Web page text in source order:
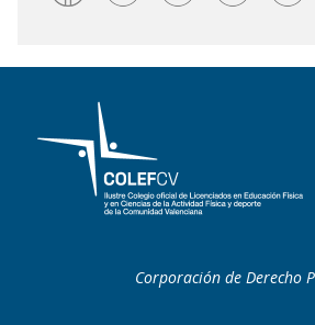
Corporación de Derecho